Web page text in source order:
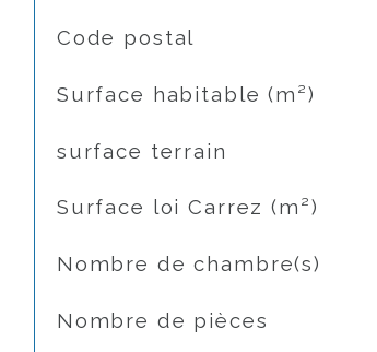
TRAD_SIROCCO_Caracteristique
Code postal
Surface habitable (m²)
surface terrain
Surface loi Carrez (m²)
Nombre de chambre(s)
Nombre de pièces